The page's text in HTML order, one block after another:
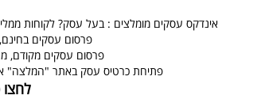
אינדקס עסקים מומלצים : בעל עסק? לקוחות
פרסום עסקים
פרסום עסקים מקודם,
פתיחת כרטיס עסק באתר "המלצה"